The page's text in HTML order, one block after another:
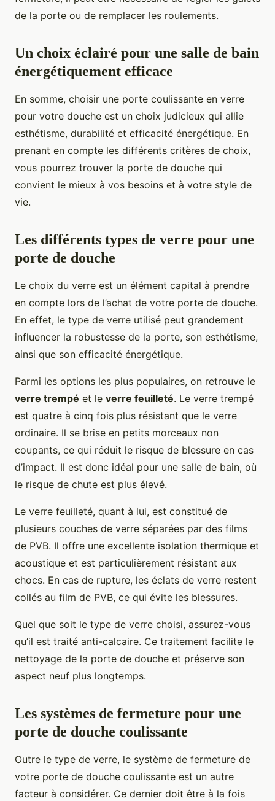
de la porte ou de remplacer les roulements.
Un choix éclairé pour une salle de bain
énergétiquement efficace
En somme, choisir une porte coulissante en verre
pour votre douche est un choix judicieux qui allie
esthétisme, durabilité et efficacité énergétique. En
prenant en compte les différents critères de choix,
vous pourrez trouver la porte de douche qui
convient le mieux à vos besoins et à votre style de
vie.
Les différents types de verre pour une
porte de douche
Le choix du verre est un élément capital à prendre
en compte lors de l’achat de votre porte de douche.
En effet, le type de verre utilisé peut grandement
influencer la robustesse de la porte, son esthétisme,
ainsi que son efficacité énergétique.
Parmi les options les plus populaires, on retrouve le
verre trempé et le verre feuilleté. Le verre trempé
est quatre à cinq fois plus résistant que le verre
ordinaire. Il se brise en petits morceaux non
coupants, ce qui réduit le risque de blessure en cas
d’impact. Il est donc idéal pour une salle de bain, où
le risque de chute est plus élevé.
Le verre feuilleté, quant à lui, est constitué de
plusieurs couches de verre séparées par des films
de PVB. Il offre une excellente isolation thermique et
acoustique et est particulièrement résistant aux
chocs. En cas de rupture, les éclats de verre restent
collés au film de PVB, ce qui évite les blessures.
Quel que soit le type de verre choisi, assurez-vous
qu’il est traité anti-calcaire. Ce traitement facilite le
nettoyage de la porte de douche et préserve son
aspect neuf plus longtemps.
Les systèmes de fermeture pour une
porte de douche coulissante
Outre le type de verre, le système de fermeture de
votre porte de douche coulissante est un autre
facteur à considérer. Ce dernier doit être à la fois